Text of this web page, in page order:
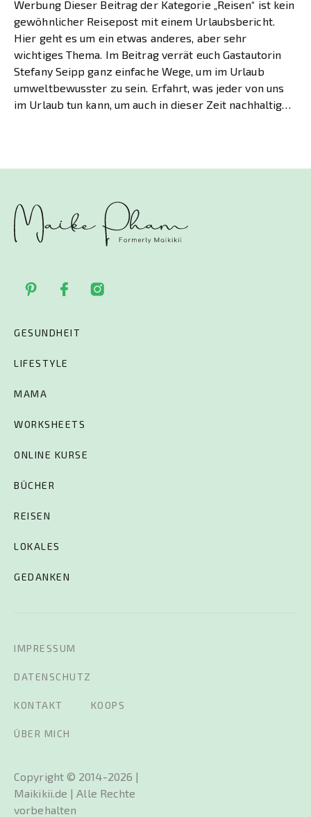
Werbung Dieser Beitrag der Kategorie „Reisen“ ist kein
gewöhnlicher Reisepost mit einem Urlaubsbericht.
Hier geht es um ein etwas anderes, aber sehr
wichtiges Thema. Im Beitrag verrät euch Gastautorin
Stefany Seipp ganz einfache Wege, um im Urlaub
umweltbewusster zu sein. Erfahrt, was jeder von uns
im Urlaub tun kann, um auch in dieser Zeit nachhaltig
GESUNDHEIT
LIFESTYLE
MAMA
WORKSHEETS
ONLINE KURSE
BÜCHER
REISEN
LOKALES
GEDANKEN
Copyright © 2014-2026 |
Maikikii.de | Alle Rechte
vorbehalten
IMPRESSUM
DATENSCHUTZ
KONTAKT KOOPS
ÜBER MICH